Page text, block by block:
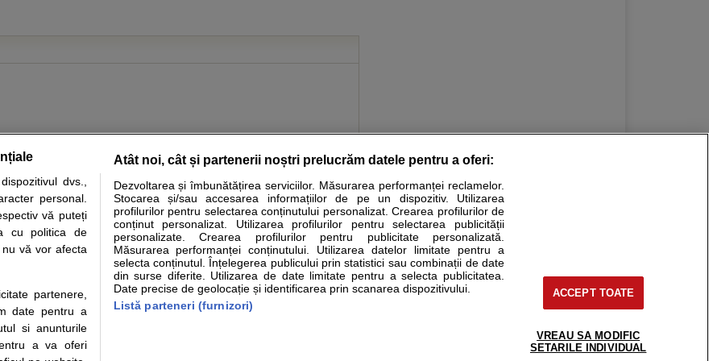
analize Specialitati medicale
despre sanatate disponibile pe sfatulmedicului.ro au scop informativ si educational. Ele nu pot substitui consultul medical direct si
medicale. Va sfatuim, ca pe langa informatia primita pe sfatulmedicului.ro sa consultati fie medicul Dvs., fie unul dintre medicii pe care
programari la medic Clickmed.
Drepturile consumatorului
Protectia consumatorilor -
ANPC
Solutionarea Alternativa a
Litigiilor
Parteneri
Inscriere clinica
Pentru pacient
support@sfatulmedicului.ro
0374 109 268
dvs.,
personal.
vă puteți
cu politica de
vă vor afecta
partenere,
date pentru a
si anunturile
a va oferi
Atât noi, cât și partenerii noștri prelucrăm datele pentru a oferi:
Dezvoltarea și îmbunătățirea serviciilor. Măsurarea performanței reclamelor.
Stocarea și/sau accesarea informațiilor de pe un dispozitiv. Utilizarea
profilurilor pentru selectarea conținutului personalizat. Crearea profilurilor de
conținut personalizat. Utilizarea profilurilor pentru selectarea publicității
personalizate. Crearea profilurilor pentru publicitate personalizată.
Măsurarea performanței conținutului. Utilizarea datelor limitate pentru a
selecta conținutul. Înțelegerea publicului prin statistici sau combinații de date
din surse diferite. Utilizarea de date limitate pentru a selecta publicitatea.
Date precise de geolocație și identificarea prin scanarea dispozitivului.
Listă parteneri (furnizori)
ACCEPT TOATE
VREAU SA MODIFIC
SETARILE INDIVIDUAL